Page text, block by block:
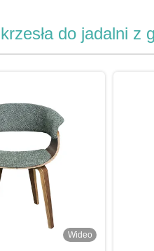
do jadalni z
Wideo